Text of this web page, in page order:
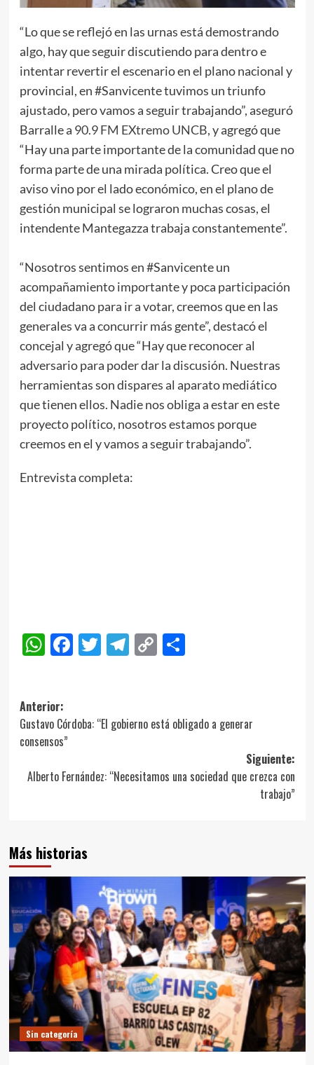
“Lo que se reflejó en las urnas está demostrando
algo, hay que seguir discutiendo para dentro e
intentar revertir el escenario en el plano nacional y
provincial, en #Sanvicente tuvimos un triunfo
ajustado, pero vamos a seguir trabajando”, aseguró
Barralle a 90.9 FM EXtremo UNCB, y agregó que
“Hay una parte importante de la comunidad que no
forma parte de una mirada política. Creo que el
aviso vino por el lado económico, en el plano de
gestión municipal se lograron muchas cosas, el
intendente Mantegazza trabaja constantemente”.
“Nosotros sentimos en #Sanvicente un
acompañamiento importante y poca participación
del ciudadano para ir a votar, creemos que en las
generales va a concurrir más gente”, destacó el
concejal y agregó que “Hay que reconocer al
adversario para poder dar la discusión. Nuestras
herramientas son dispares al aparato mediático
que tienen ellos. Nadie nos obliga a estar en este
proyecto político, nosotros estamos porque
creemos en el y vamos a seguir trabajando”.
Entrevista completa:
WhatsApp
Facebook
Twitter
Telegram
CopyCompartir
Navegación
de
entradas
Anterior:
Gustavo Córdoba: “El gobierno está obligado a generar
consensos”
Siguiente:
Alberto Fernández: “Necesitamos una sociedad que crezca con
trabajo”
Más historias
Sin categoría